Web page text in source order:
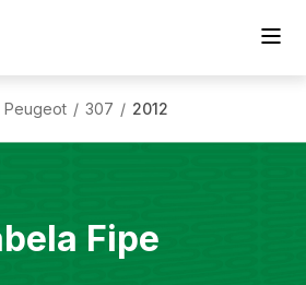
Peugeot / 307 / 2012
Fipe